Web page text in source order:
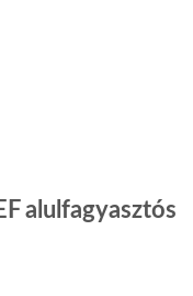
alulfagyasztós